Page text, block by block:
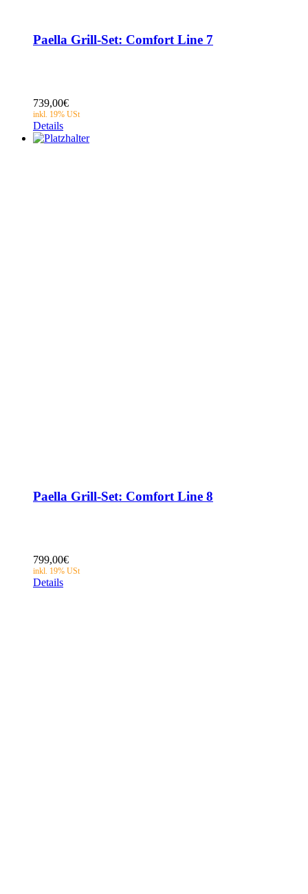
Paella Grill-Set: Comfort Line 7
739,00€
Details
Paella Grill-Set: Comfort Line 8
799,00€
Details